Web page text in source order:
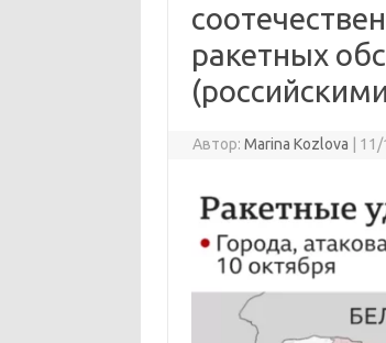
ракетных
Автор: Marina Kozlova 11/